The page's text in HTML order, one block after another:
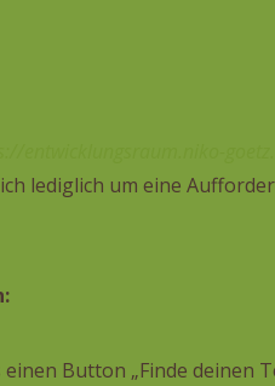
lediglich um eine
einen Button „Finde deinen